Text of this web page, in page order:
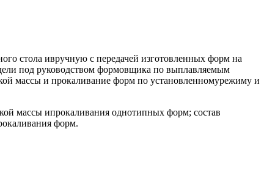
стола ивручную с передачей изготовленных форм на
под руководством формовщика по выплавляемым
массы и прокаливание форм по установленномурежиму и
массы ипрокаливания однотипных форм; состав
форм.